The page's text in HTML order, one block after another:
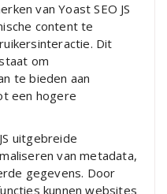
van Yoast SEO JS
content te
Dit
om
te bieden aan
een hogere
uitgebreide
van metadata,
gegevens. Door
kunnen websites